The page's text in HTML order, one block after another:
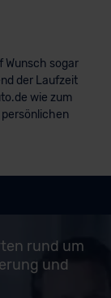
Wunsch sogar
der Laufzeit
wie zum
persönlichen
rund um
und